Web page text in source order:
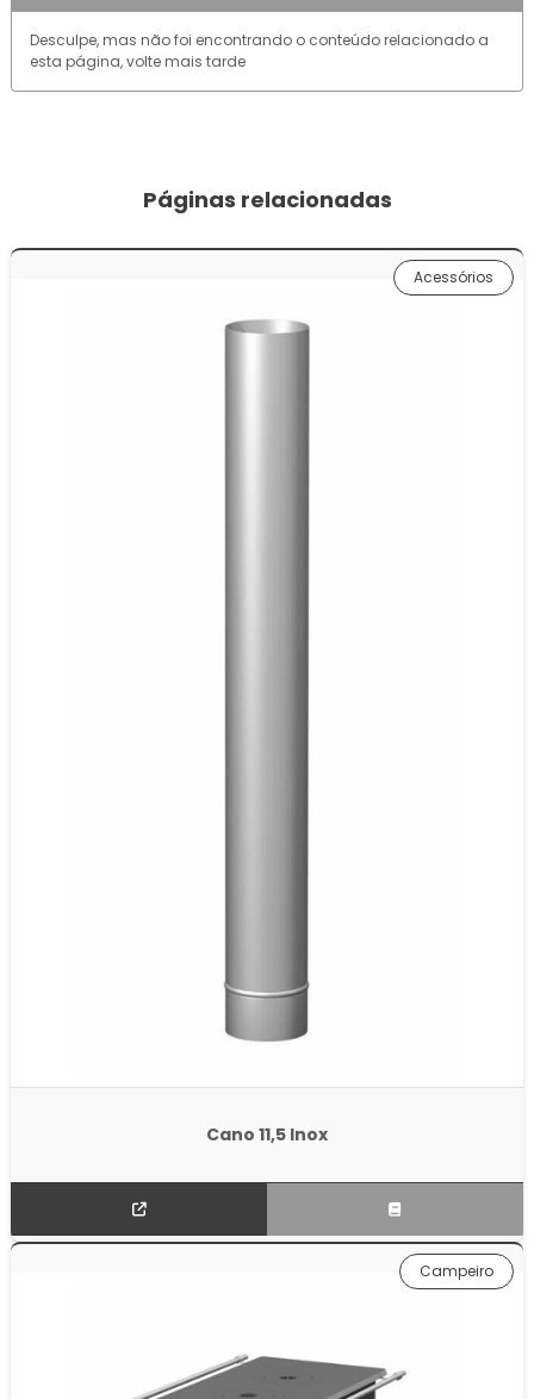
Desculpe, mas não foi encontrando o conteúdo relacionado a
esta página, volte mais tarde
Páginas relacionadas
Cano 11,5 Inox
Acessórios
Campeiro